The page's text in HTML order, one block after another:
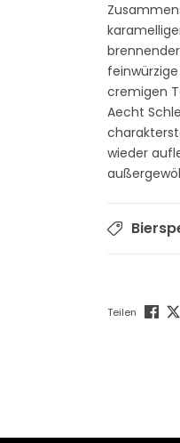
cremigen
Aecht
wieder
Teilen